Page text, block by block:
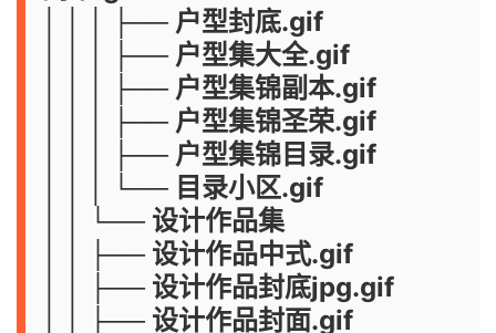
│ │ │ ├── 户型封底.gif
│ │ │ ├── 户型集大全.gif
│ │ │ ├── 户型集锦副本.gif
│ │ │ ├── 户型集锦圣荣.gif
│ │ │ ├── 户型集锦目录.gif
│ │ │ └── 目录小区.gif
│ │ └── 设计作品集
│ │ ├── 设计作品中式.gif
│ │ ├── 设计作品封底jpg.gif
│ │ ├── 设计作品封面.gif